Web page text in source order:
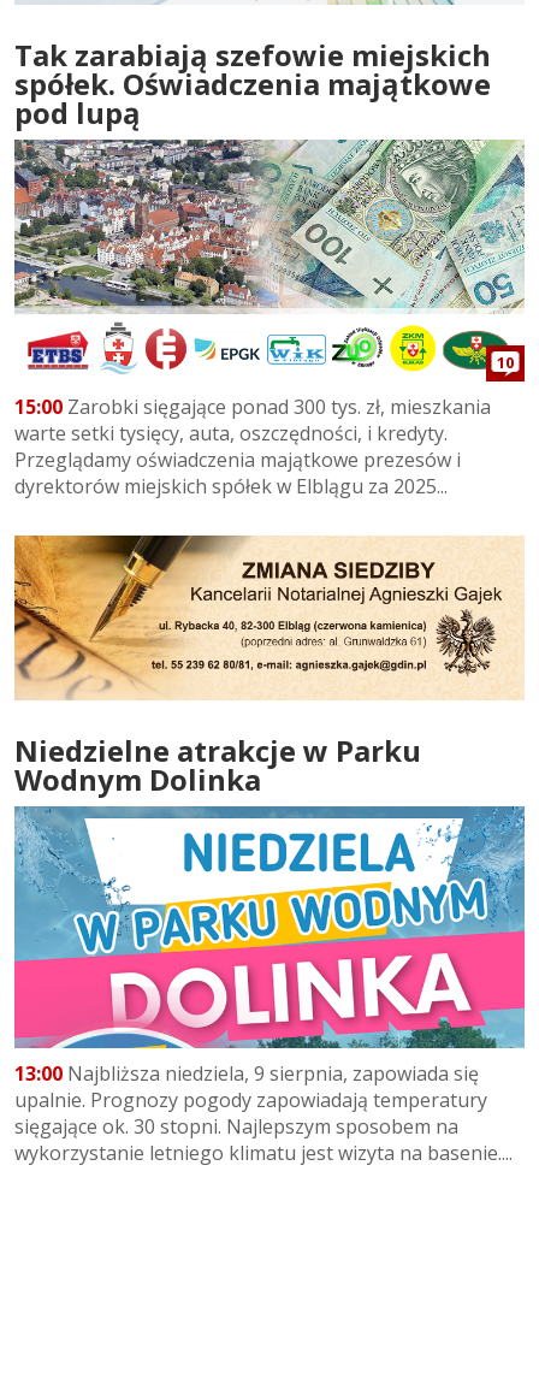
Tak zarabiają szefowie miejskich
spółek. Oświadczenia majątkowe
pod lupą
10
15:00 Zarobki sięgające ponad 300 tys. zł, mieszkania
warte setki tysięcy, auta, oszczędności, i kredyty.
Przeglądamy oświadczenia majątkowe prezesów i
dyrektorów miejskich spółek w Elblągu za 2025...
Niedzielne atrakcje w Parku
Wodnym Dolinka
13:00 Najbliższa niedziela, 9 sierpnia, zapowiada się
upalnie. Prognozy pogody zapowiadają temperatury
sięgające ok. 30 stopni. Najlepszym sposobem na
wykorzystanie letniego klimatu jest wizyta na basenie....